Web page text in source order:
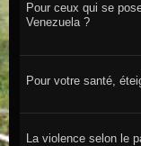
Pour ceux qui se
Venezuela ?
Pour votre santé,
La violence selon le